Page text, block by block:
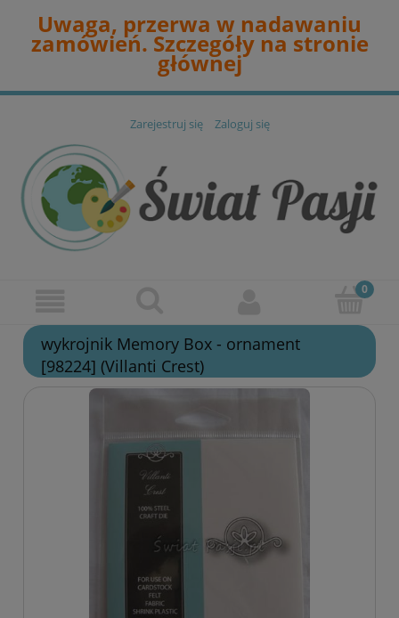
Uwaga, przerwa w nadawaniu
zamówień. Szczegóły na stronie
głównej
Zarejestruj się Zaloguj się
wykrojnik Memory Box - ornament
[98224] (Villanti Crest)